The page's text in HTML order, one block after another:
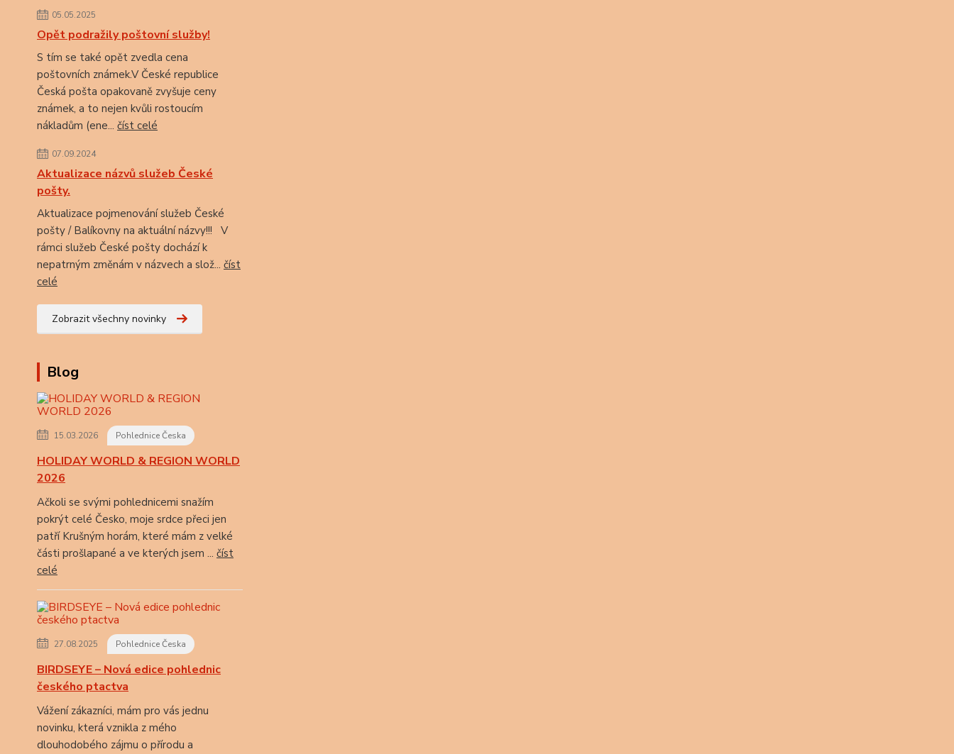
05.05.2025
Opět podražily poštovní služby!
S tím se také opět zvedla cena
poštovních známek.V České republice
Česká pošta opakovaně zvyšuje ceny
známek, a to nejen kvůli rostoucím
nákladům (ene... číst celé
07.09.2024
Aktualizace názvů služeb České
pošty.
Aktualizace pojmenování služeb České
pošty / Balíkovny na aktuální názvy!!! V
rámci služeb České pošty dochází k
nepatrným změnám v názvech a slož... číst
celé
Zobrazit všechny novinky
Blog
15.03.2026 Pohlednice Česka
HOLIDAY WORLD & REGION WORLD
2026
Ačkoli se svými pohlednicemi snažím
pokrýt celé Česko, moje srdce přeci jen
patří Krušným horám, které mám z velké
části prošlapané a ve kterých jsem ... číst
celé
27.08.2025 Pohlednice Česka
BIRDSEYE – Nová edice pohlednic
českého ptactva
Vážení zákazníci, mám pro vás jednu
novinku, která vznikla z mého
dlouhodobého zájmu o přírodu a